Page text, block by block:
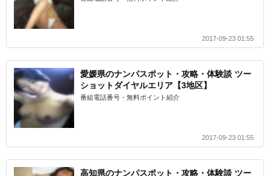
2017-09-23 01:55
愛媛県のナンパスポット・攻略・体験談 ツー
ショットダイヤルエリア【3地区】
番組電話番号・無料ポイント紹介
2017-09-23 01:55
高知県のナンパスポット・攻略・体験談 ツー